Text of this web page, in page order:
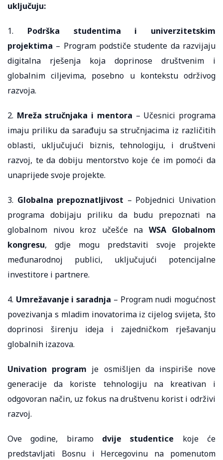
uključuju:
1. Podrška studentima i univerzitetskim
projektima – Program podstiče studente da razvijaju
digitalna rješenja koja doprinose društvenim i
globalnim ciljevima, posebno u kontekstu održivog
razvoja.
2. Mreža stručnjaka i mentora – Učesnici programa
imaju priliku da sarađuju sa stručnjacima iz različitih
oblasti, uključujući biznis, tehnologiju, i društveni
razvoj, te da dobiju mentorstvo koje će im pomoći da
unaprijede svoje projekte.
3. Globalna prepoznatljivost – Pobjednici Univation
programa dobijaju priliku da budu prepoznati na
globalnom nivou kroz učešće na WSA Globalnom
kongresu, gdje mogu predstaviti svoje projekte
međunarodnoj publici, uključujući potencijalne
investitore i partnere.
4. Umrežavanje i saradnja – Program nudi mogućnost
povezivanja s mladim inovatorima iz cijelog svijeta, što
doprinosi širenju ideja i zajedničkom rješavanju
globalnih izazova.
Univation program je osmišljen da inspiriše nove
generacije da koriste tehnologiju na kreativan i
odgovoran način, uz fokus na društvenu korist i održivi
razvoj.
Ove godine, biramo dvije studentice koje će
predstavljati Bosnu i Hercegovinu na pomenutom